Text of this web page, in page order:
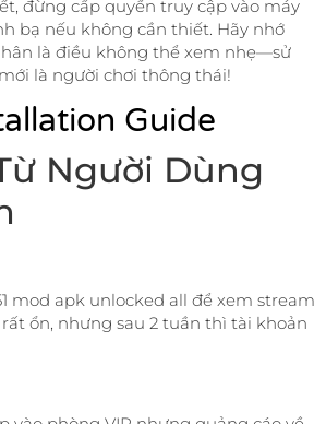
đừng cấp quyền truy cập vào máy
bạ nếu không cần thiết. Hãy nhớ
là điều không thể xem nhẹ—sử
là người chơi thông thái!
Guide
Người Dùng
mod apk unlocked all để xem stream
ổn, nhưng sau 2 tuần thì tài khoản